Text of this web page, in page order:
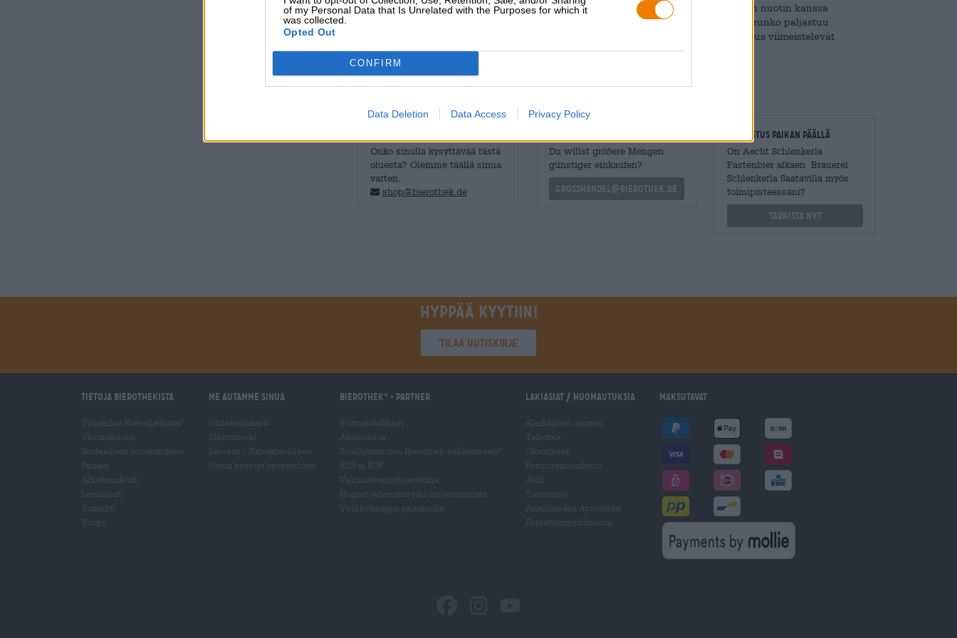
of my Personal Data that Is Unrelated with the Purposes for which it
was collected.
Opted Out
CONFIRM
Data Deletion Data Access Privacy Policy
vaahtopäästä nenään leijailee viettelevä savun tuoksu. Yhdessä hienon humalan nuotin kanssa
savuinen tuoksu saa sinut nauttimaan ensimmäisen kulauksen. Juotuna runsas runko paljastuu
upeasti paahdetulla mallasaromilla. Voimakkaat savuiset nuotit ja raikas katkeruus viimeistelevät
elegantisti aromaattisen pelin.
Uskomattoman maukasta ja niin täyteläistä, että pärjäisit ilman kaikkea muuta!
Onko sinulla kysyttävää tästä
oluesta? Olemme täällä sinua
varten.
shop@bierothek.de
Du willst größere Mengen
günstiger einkaufen?
grosshandel@bierothek.de
Tarkastus paikan päällä
On Aecht Schlenkerla
Fastenbier alkaen Brauerei
Schlenkerla Saatavilla myös
toimipisteessäni?
Tarkista nyt
Hyppää kyytiin!
'Tilaa uutiskirje'
Tietoja Bierothekista Me autamme sinua Bierothek - Partner Lakiasiat / Huomautuksia Maksutavat